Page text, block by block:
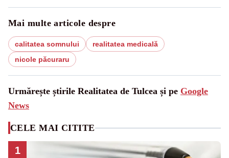
Mai multe articole despre
calitatea somnului
realitatea medicală
nicole păcuraru
Urmărește știrile Realitatea de Tulcea și pe Google
News
CELE MAI CITITE
1